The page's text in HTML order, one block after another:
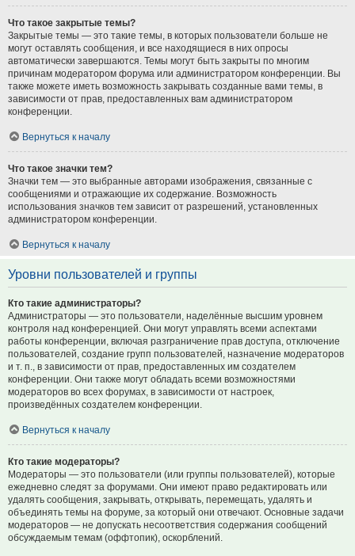
Что такое закрытые темы?
Закрытые темы — это такие темы, в которых пользователи больше не
могут оставлять сообщения, и все находящиеся в них опросы
автоматически завершаются. Темы могут быть закрыты по многим
причинам модератором форума или администратором конференции. Вы
также можете иметь возможность закрывать созданные вами темы, в
зависимости от прав, предоставленных вам администратором
конференции.
Вернуться к началу
Что такое значки тем?
Значки тем — это выбранные авторами изображения, связанные с
сообщениями и отражающие их содержание. Возможность
использования значков тем зависит от разрешений, установленных
администратором конференции.
Вернуться к началу
Уровни пользователей и группы
Кто такие администраторы?
Администраторы — это пользователи, наделённые высшим уровнем
контроля над конференцией. Они могут управлять всеми аспектами
работы конференции, включая разграничение прав доступа, отключение
пользователей, создание групп пользователей, назначение модераторов
и т. п., в зависимости от прав, предоставленных им создателем
конференции. Они также могут обладать всеми возможностями
модераторов во всех форумах, в зависимости от настроек,
произведённых создателем конференции.
Вернуться к началу
Кто такие модераторы?
Модераторы — это пользователи (или группы пользователей), которые
ежедневно следят за форумами. Они имеют право редактировать или
удалять сообщения, закрывать, открывать, перемещать, удалять и
объединять темы на форуме, за который они отвечают. Основные задачи
модераторов — не допускать несоответствия содержания сообщений
обсуждаемым темам (оффтопик), оскорблений.